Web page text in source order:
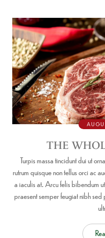
THE
Turpis massa tincidunt dui ut
rutrum quisque non tellus orci ac
a iaculis at. Arcu felis bibendum
praesent semper feugiat nibh